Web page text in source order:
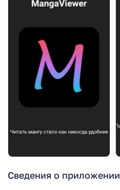
Сведения о приложении